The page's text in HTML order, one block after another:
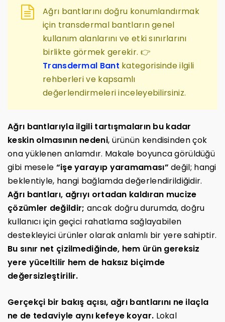
Ağrı bantlarını doğru konumlandırmak
için transdermal bantların genel
kullanım alanlarını ve etki sınırlarını
birlikte görmek gerekir. 👉
Transdermal Bant kategorisinde ilgili
rehberleri ve kapsamlı
değerlendirmeleri inceleyebilirsiniz.
Ağrı bantlarıyla ilgili tartışmaların bu kadar
keskin olmasının nedeni, ürünün kendisinden çok
ona yüklenen anlamdır. Makale boyunca görüldüğü
gibi mesele “işe yarayıp yaramaması” değil; hangi
beklentiyle, hangi bağlamda değerlendirildiğidir.
Ağrı bantları, ağrıyı ortadan kaldıran mucize
çözümler değildir; ancak doğru durumda, doğru
kullanıcı için geçici rahatlama sağlayabilen
destekleyici ürünler olarak anlamlı bir yere sahiptir.
Bu sınır net çizilmediğinde, hem ürün gereksiz
yere yüceltilir hem de haksız biçimde
değersizleştirilir.
Gerçekçi bir bakış açısı, ağrı bantlarını ne ilaçla
ne de tedaviyle aynı kefeye koyar. Lokal